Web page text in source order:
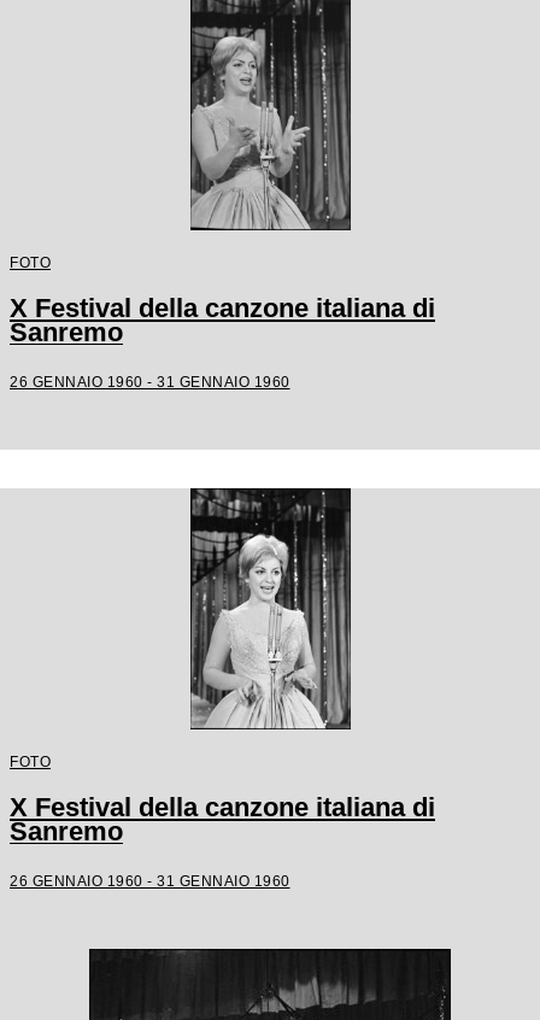
FOTO
X Festival della canzone italiana di
Sanremo
26 GENNAIO 1960 - 31 GENNAIO 1960
FOTO
X Festival della canzone italiana di
Sanremo
26 GENNAIO 1960 - 31 GENNAIO 1960